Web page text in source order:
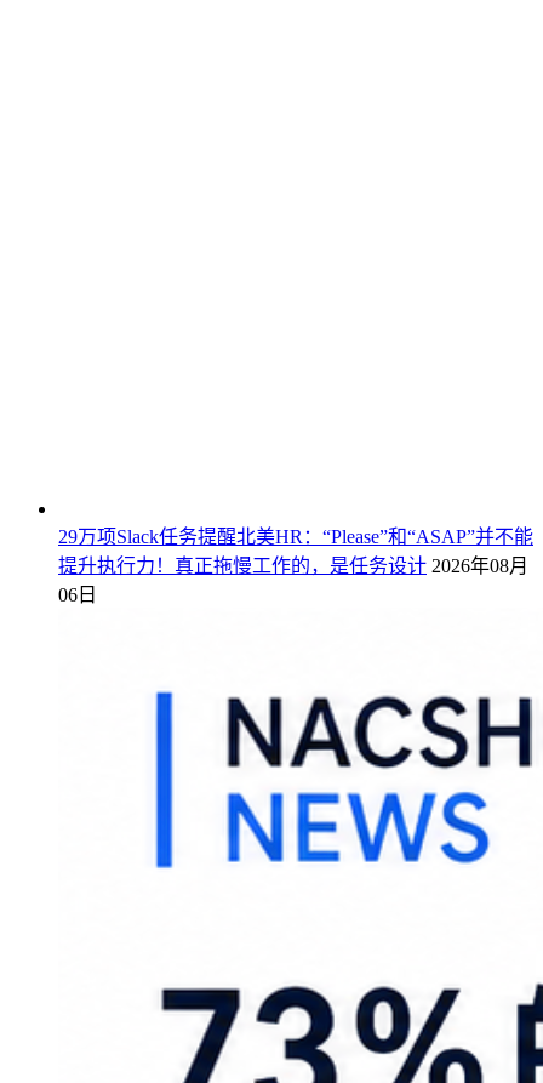
29万项Slack任务提醒北美HR：“Please”和“ASAP”并不能
提升执行力！真正拖慢工作的，是任务设计 2026年08月
06日